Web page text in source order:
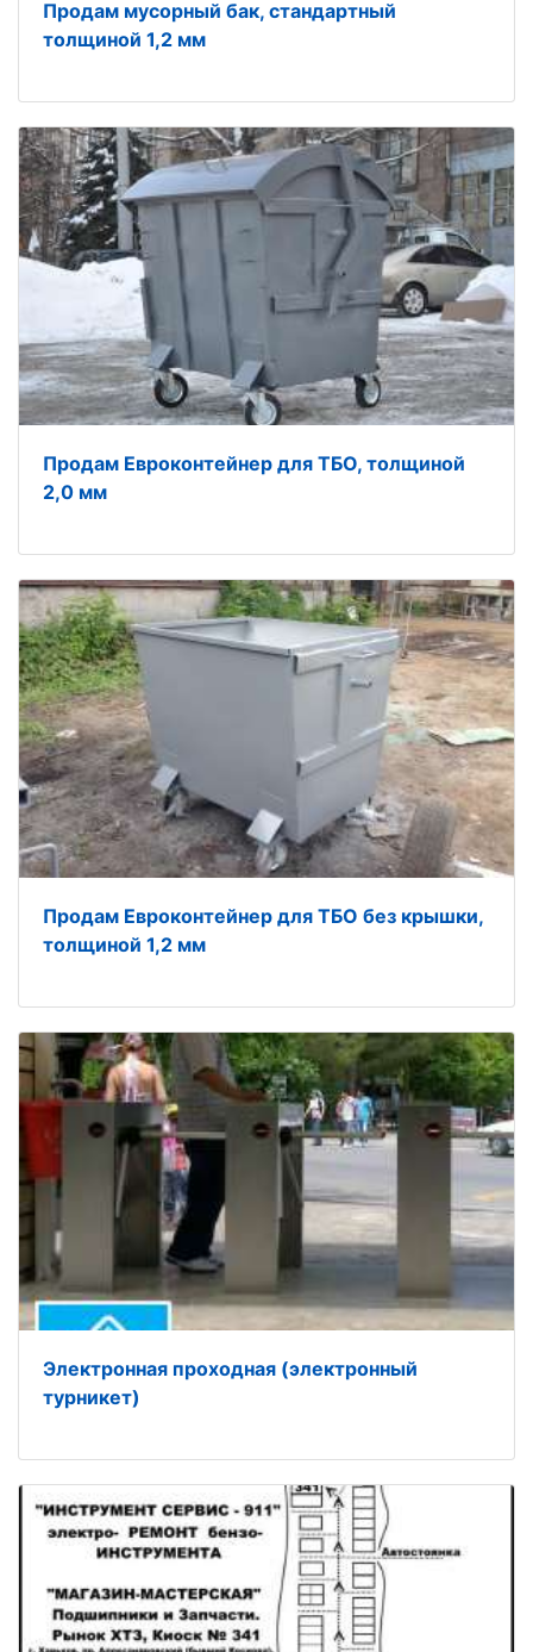
Продам мусорный бак, стандартный
толщиной 1,2 мм
Продам Евроконтейнер для ТБО, толщиной
2,0 мм
Продам Евроконтейнер для ТБО без крышки,
толщиной 1,2 мм
Электронная проходная (электронный
турникет)